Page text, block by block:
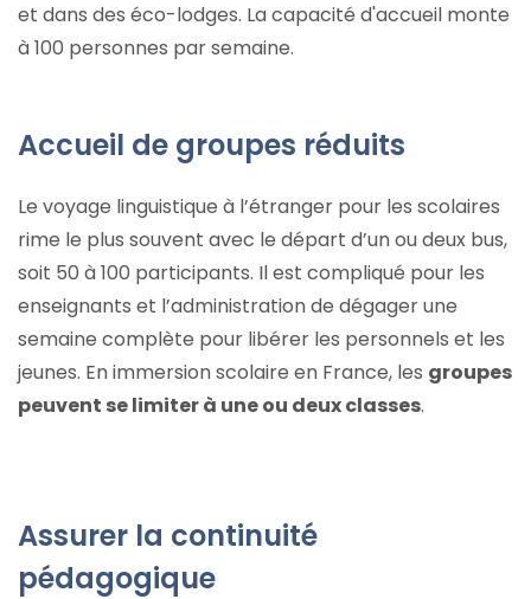
et dans des éco-lodges. La capacité d'accueil monte
à 100 personnes par semaine.
Accueil de groupes réduits
Le voyage linguistique à l’étranger pour les scolaires
rime le plus souvent avec le départ d’un ou deux bus,
soit 50 à 100 participants. Il est compliqué pour les
enseignants et l’administration de dégager une
semaine complète pour libérer les personnels et les
jeunes. En immersion scolaire en France, les groupes
peuvent se limiter à une ou deux classes.
Assurer la continuité
pédagogique